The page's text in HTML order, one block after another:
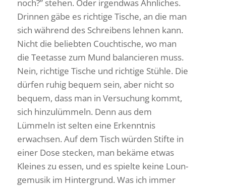
noch?” stehen. Oder irgendwas Ähnli­ches.
Drinnen gäbe es rich­tige Tische, an die man
sich während des Schrei­bens lehnen kann.
Nicht die beliebten Couch­ti­sche, wo man
die Teetasse zum Mund balan­cieren muss.
Nein, rich­tige Tische und rich­tige Stühle. Die
dürfen ruhig bequem sein, aber nicht so
bequem, dass man in Versu­chung kommt,
sich hinzu­lüm­meln. Denn aus dem
Lümmeln ist selten eine Erkenntnis
erwachsen. Auf dem Tisch würden Stifte in
einer Dose stecken, man bekäme etwas
Kleines zu essen, und es spielte keine Loun­
ge­musik im Hinter­grund. Was ich immer